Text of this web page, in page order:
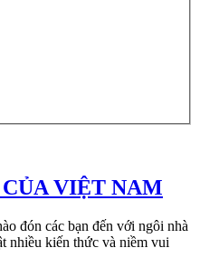
VIỆT NAM
đón các bạn đến với ngôi nhà
nhiều kiến thức và niềm vui